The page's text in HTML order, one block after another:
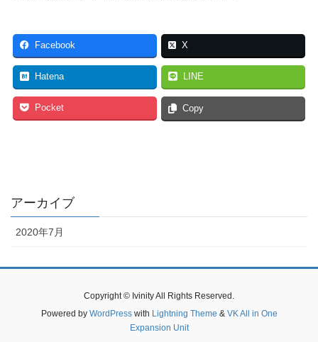
Facebook X
Hatena LINE
Pocket Copy
アーカイブ
2020年7月
Copyright © Ivinity All Rights Reserved.
Powered by WordPresswith Lightning Theme & VK All in One
Expansion Unit